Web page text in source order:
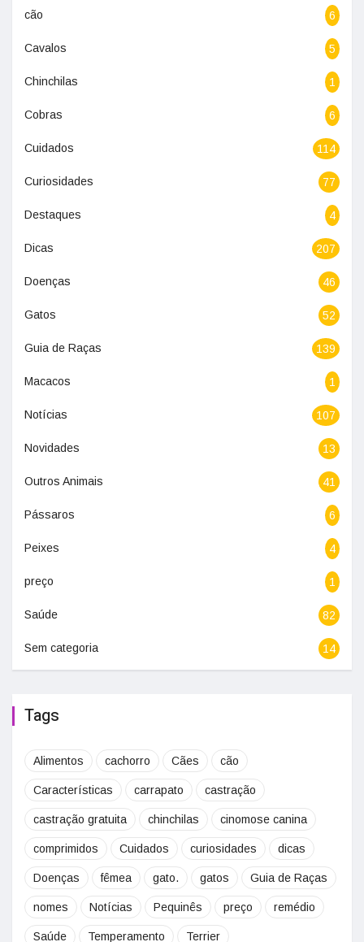
cão 6
Cavalos 5
Chinchilas 1
Cobras 6
Cuidados 114
Curiosidades 77
Destaques 4
Dicas 207
Doenças 46
Gatos 52
Guia de Raças 139
Macacos 1
Notícias 107
Novidades 13
Outros Animais 41
Pássaros 6
Peixes 4
preço 1
Saúde 82
Sem categoria 14
Tags
Alimentos cachorro Cães cão
Características carrapato castração
castração gratuita chinchilas cinomose canina
comprimidos Cuidados curiosidades dicas
Doenças fêmea gato. gatos Guia de Raças
nomes Notícias Pequinês preço remédio
Saúde Temperamento Terrier